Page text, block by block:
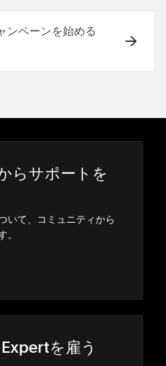
ンペーンを始める
らサポ⁠ートを
いて⁠、コミ⁠ュニテ⁠ィから
を雇う